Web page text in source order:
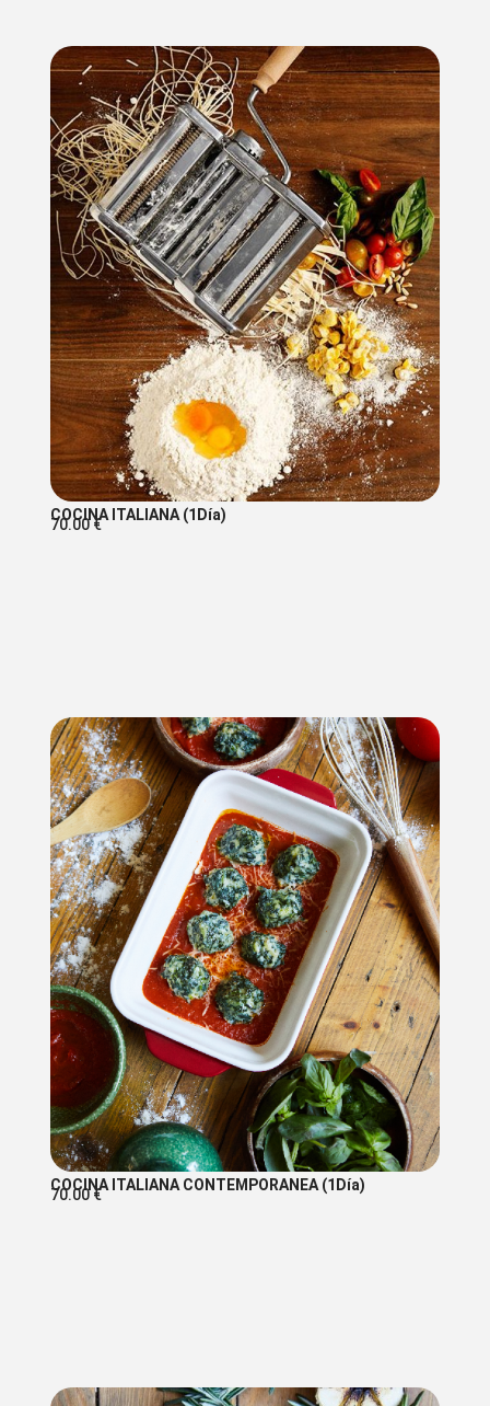
COCINA ITALIANA (1Día)
70.00€
COCINA ITALIANA CONTEMPORANEA (1Día)
70.00€